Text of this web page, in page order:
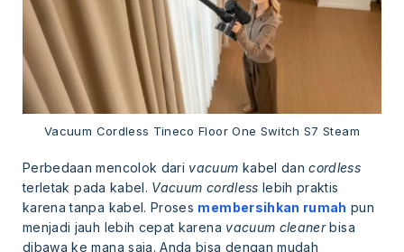
Vacuum Cordless Tineco Floor One Switch S7 Steam
Perbedaan mencolok dari vacuum kabel dancordless
terletak pada kabel. Vacuum cordless lebih praktis
karena tanpa kabel. Proses membersihkan rumah pun
menjadi jauh lebih cepat karena vacuum cleanerbisa
dibawa ke mana saja. Anda bisa dengan mudah